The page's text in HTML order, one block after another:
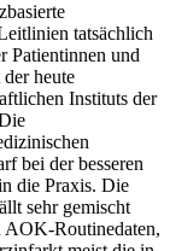
tatsächlich
Patientinnen und
heute
Instituts der
bei der besseren
die Praxis. Die
sehr gemischt
AOK-Routinedaten,